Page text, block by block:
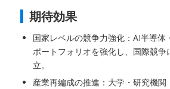
期待効果
国家レベルの競争力強化：AI半導体
ポートフォリオを強化し、国際競争
立。
産業再編成の推進：大学・研究機関